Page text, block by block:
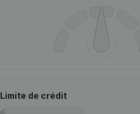
Limite de crédit